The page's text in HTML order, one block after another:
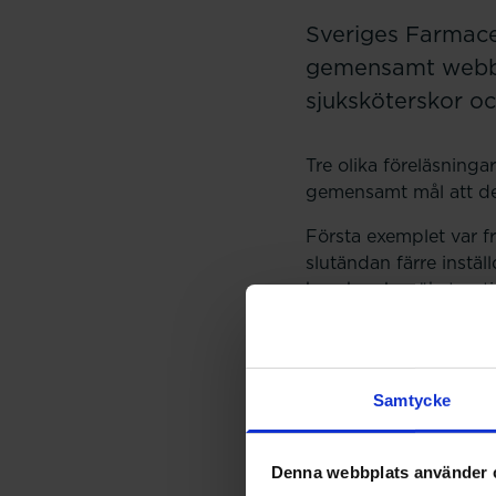
Samtycke
Denna webbplats använder
Sveriges
gemensamt
sjuksköterskor
Tre olika
gemensamt mål att
Första exemplet var
slutändan färre
kunskap har ökat
operationer vilket är
yrkesgrupper ger
I det andra exemplet
en avdelning där det
gemensamt av